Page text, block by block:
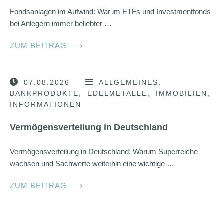
Fondsanlagen im Aufwind: Warum ETFs und Investmentfonds
bei Anlegern immer beliebter …
ZUM BEITRAG ⟶
07.08.2026
ALLGEMEINES
BANKPRODUKTE
EDELMETALLE
IMMOBILIEN
INFORMATIONEN
Vermögensverteilung in Deutschland
Vermögensverteilung in Deutschland: Warum Superreiche
wachsen und Sachwerte weiterhin eine wichtige …
ZUM BEITRAG ⟶